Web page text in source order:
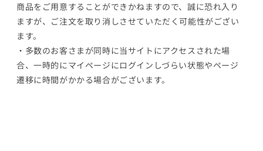
商品をご用意することができかねますので、誠に恐れ入り
ますが、ご注文を取り消しさせていただく可能性がござい
ます。
・多数のお客さまが同時に当サイトにアクセスされた場
合、一時的にマイページにログインしづらい状態やページ
遷移に時間がかかる場合がございます。